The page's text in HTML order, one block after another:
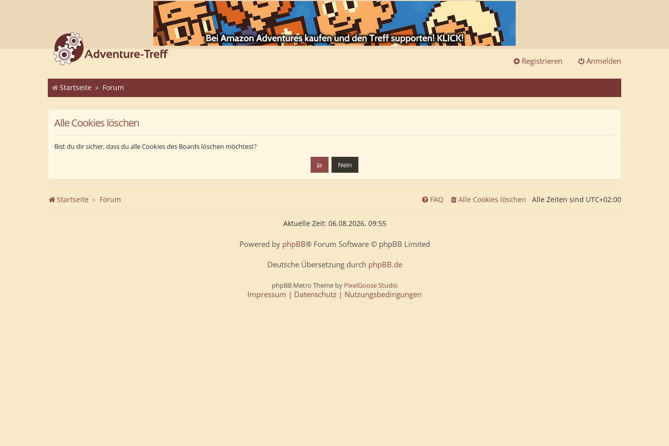
Anmelden
Registrieren
Startseite Forum
Alle Cookies löschen
Bist du dir sicher, dass du alle Cookies des Boards löschen möchtest?
Startseite Forum Alle Zeiten sind UTC+02:00
Alle Cookies löschen
FAQ
Aktuelle Zeit: 06.08.2026, 09:55
Powered by phpBB® Forum Software © phpBB Limited
Deutsche Übersetzung durch phpBB.de
phpBB Metro Theme by PixelGoose Studio
Impressum | Datenschutz | Nutzungsbedingungen